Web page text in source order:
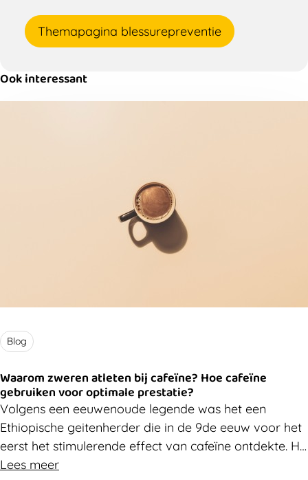
Themapagina blessurepreventie
Ook interessant
Blog
Waarom zweren atleten bij cafeïne? Hoe cafeïne
gebruiken voor optimale prestatie?
Volgens een eeuwenoude legende was het een
Ethiopische geitenherder die in de 9de eeuw voor het
eerst het stimulerende effect van cafeïne ontdekte. Hij
merkte dat zijn geiten opvallend energiek werden
Lees meer